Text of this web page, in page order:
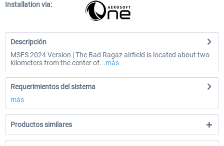
Installation via:
Descripción
MSFS 2024 Version | The Bad Ragaz airfield is located about two
kilometers from the center of...más
Requerimientos del sistema
más
Productos similares